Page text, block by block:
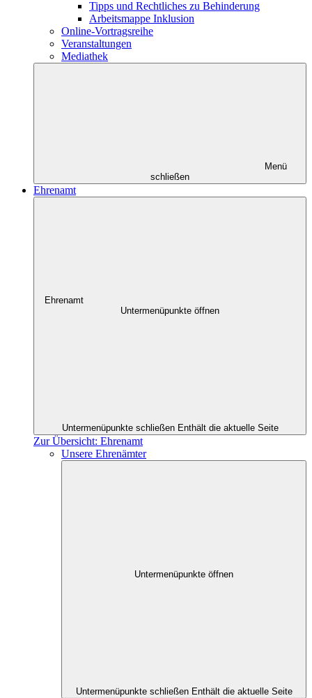
Tipps und Rechtliches zu Behinderung
Arbeitsmappe Inklusion
Online-Vortragsreihe
Veranstaltungen
Mediathek
Menü
schließen
Ehrenamt
Ehrenamt
Untermenüpunkte öffnen
Untermenüpunkte schließen Enthält die aktuelle Seite
Zur Übersicht: Ehrenamt
Unsere Ehrenämter
Untermenüpunkte öffnen
Untermenüpunkte schließen Enthält die aktuelle Seite